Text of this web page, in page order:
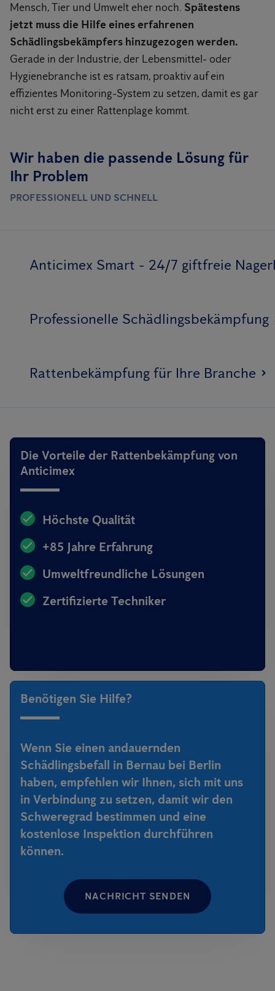
Mensch, Tier und Umwelt eher noch. Spätestens
jetzt muss die Hilfe eines erfahrenen
Schädlingsbekämpfers hinzugezogen werden.
Gerade in der Industrie, der Lebensmittel- oder
Hygienebranche ist es ratsam, proaktiv auf ein
effizientes Monitoring-System zu setzen, damit es gar
nicht erst zu einer Rattenplage kommt.
Wir haben die passende Lösung für
Ihr Problem
PROFESSIONELL UND SCHNELL
Anticimex Smart - 24/7 giftfreie
Professionelle Schädlingsbekämpfung
Rattenbekämpfung für Ihre Branche
Die Vorteile der Rattenbekämpfung von
Anticimex
Höchste Qualität
+85 Jahre Erfahrung
Umweltfreundliche Lösungen
Zertifizierte Techniker
Benötigen Sie Hilfe?
Wenn Sie einen andauernden
Schädlingsbefall in Bernau bei Berlin
haben, empfehlen wir Ihnen, sich mit uns
in Verbindung zu setzen, damit wir den
Schweregrad bestimmen und eine
kostenlose Inspektion durchführen
können.
NACHRICHT SENDEN